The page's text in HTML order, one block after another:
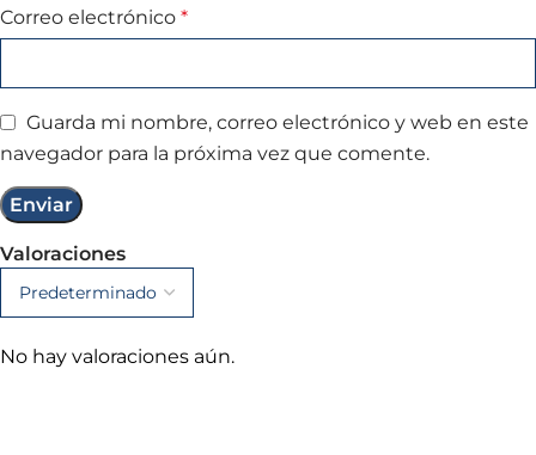
Valoraciones
No hay valoraciones aún.
Correo electrónico *
Guarda mi nombre, correo electrónico y web en este
navegador para la próxima vez que comente.